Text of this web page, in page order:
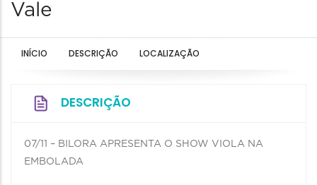
Vale
INÍCIO DESCRIÇÃO LOCALIZAÇÃO
DESCRIÇÃO
07/11 – BILORA APRESENTA O SHOW VIOLA NA
EMBOLADA